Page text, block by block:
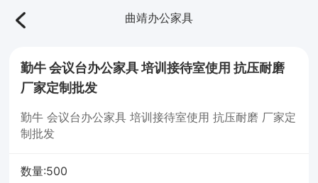
曲靖办公家具
勤牛 会议台办公家具 培训接待室使用 抗压耐磨
厂家定制批发
勤牛 会议台办公家具 培训接待室使用 抗压耐磨 厂家定
制批发
数量:500